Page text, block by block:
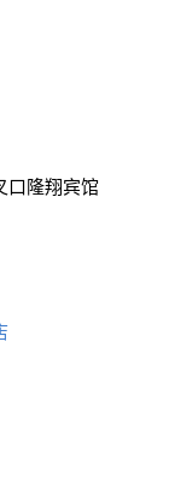
口隆翔宾馆